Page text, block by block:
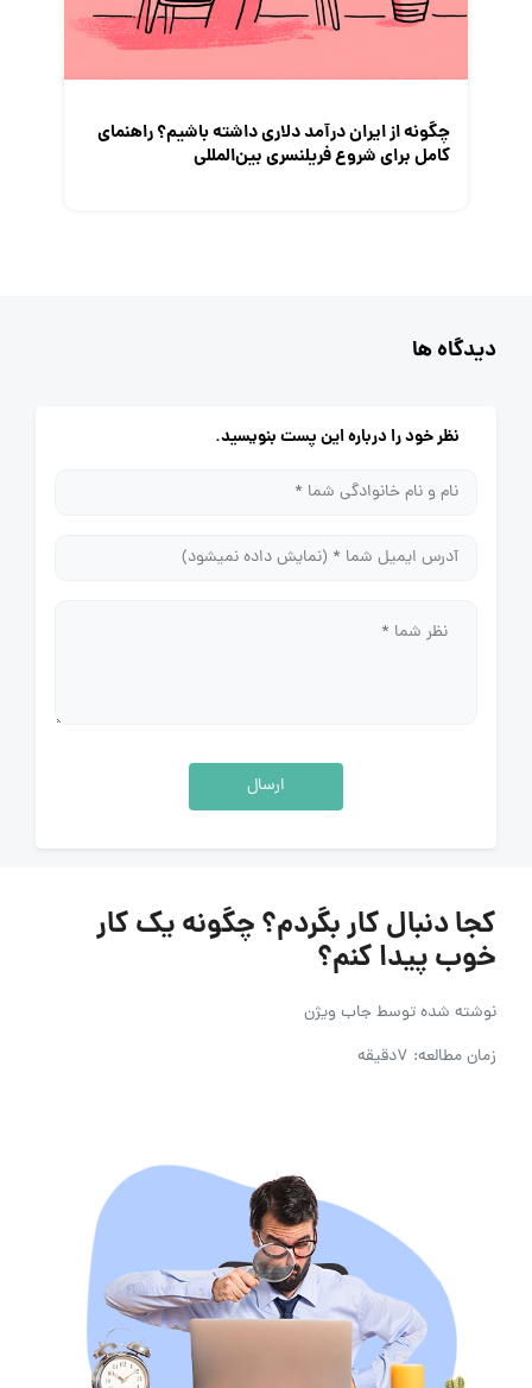
چگونه از ایران درآمد دلاری داشته باشیم؟ راهنمای
کامل برای شروع فریلنسری بین‌المللی
دیدگاه ها
نظر خود را درباره این پست بنویسید.
ارسال
کجا دنبال کار بگردم؟ چگونه یک کار
خوب پیدا کنم؟
نوشته شده توسطجاب ویژن
زمان مطالعه: 7دقیقه